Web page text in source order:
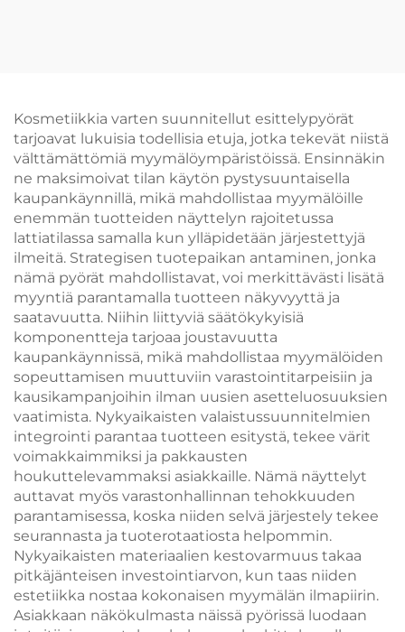
Kosmetiikkia varten suunnitellut esittelypyörät
tarjoavat lukuisia todellisia etuja, jotka tekevät niistä
välttämättömiä myymälöympäristöissä. Ensinnäkin
ne maksimoivat tilan käytön pystysuuntaisella
kaupankäynnillä, mikä mahdollistaa myymälöille
enemmän tuotteiden näyttelyn rajoitetussa
lattiatilassa samalla kun ylläpidetään järjestettyjä
ilmeitä. Strategisen tuotepaikan antaminen, jonka
nämä pyörät mahdollistavat, voi merkittävästi lisätä
myyntiä parantamalla tuotteen näkyvyyttä ja
saatavuutta. Niihin liittyviä säätökykyisiä
komponentteja tarjoaa joustavuutta
kaupankäynnissä, mikä mahdollistaa myymälöiden
sopeuttamisen muuttuviin varastointitarpeisiin ja
kausikampanjoihin ilman uusien asetteluosuuksien
vaatimista. Nykyaikaisten valaistussuunnitelmien
integrointi parantaa tuotteen esitystä, tekee värit
voimakkaimmiksi ja pakkausten
houkuttelevammaksi asiakkaille. Nämä näyttelyt
auttavat myös varastonhallinnan tehokkuuden
parantamisessa, koska niiden selvä järjestely tekee
seurannasta ja tuoterotaatiosta helpommin.
Nykyaikaisten materiaalien kestovarmuus takaa
pitkäjänteisen investointiarvon, kun taas niiden
estetiikka nostaa kokonaisen myymälän ilmapiirin.
Asiakkaan näkökulmasta näissä pyörissä luodaan